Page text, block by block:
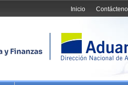
Inicio